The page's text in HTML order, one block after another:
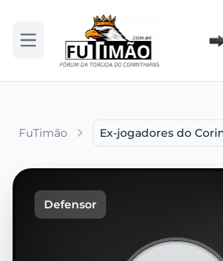
Abrir menu
FuTimão Ex-jogadores do
Defensor